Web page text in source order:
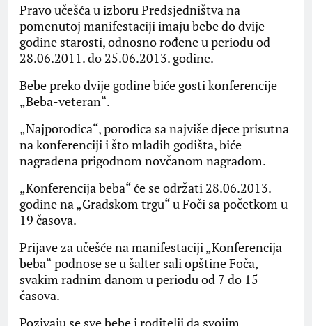
Pravo učešća u izboru Predsjedništva na
pomenutoj manifestaciji imaju bebe do dvije
godine starosti, odnosno rođene u periodu od
28.06.2011. do 25.06.2013. godine.
Bebe preko dvije godine biće gosti konferencije
„Beba-veteran“.
„Najporodica“, porodica sa najviše djece prisutna
na konferenciji i što mlađih godišta, biće
nagrađena prigodnom novčanom nagradom.
„Konferencija beba“ će se održati 28.06.2013.
godine na „Gradskom trgu“ u Foči sa početkom u
19 časova.
Prijave za učešće na manifestaciji „Konferencija
beba“ podnose se u šalter sali opštine Foča,
svakim radnim danom u periodu od 7 do 15
časova.
Pozivaju se sve bebe i roditelji da svojim